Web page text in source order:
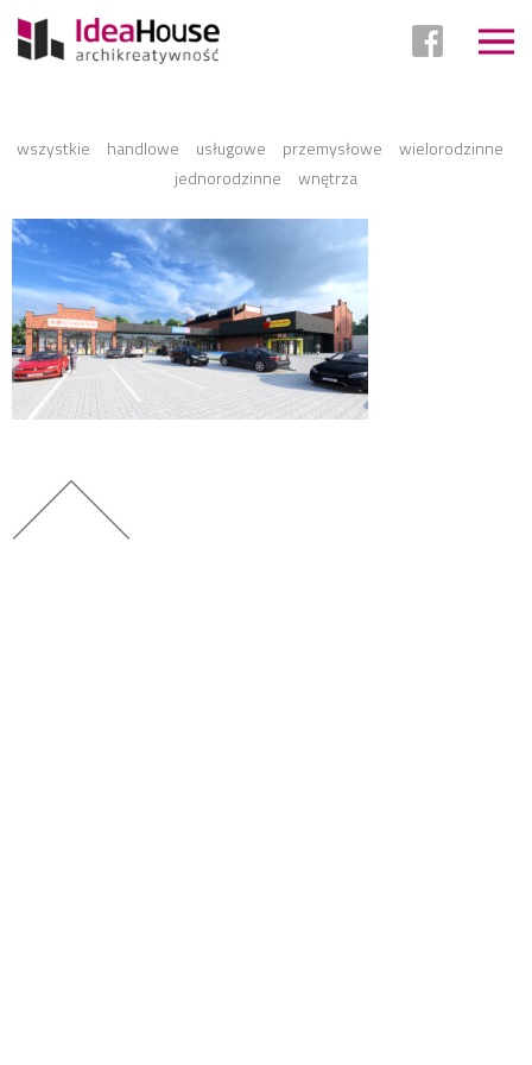
treści
wszystkie handlowe usługowe przemysłowe
wielorodzinne
jednorodzinne
wnętrza